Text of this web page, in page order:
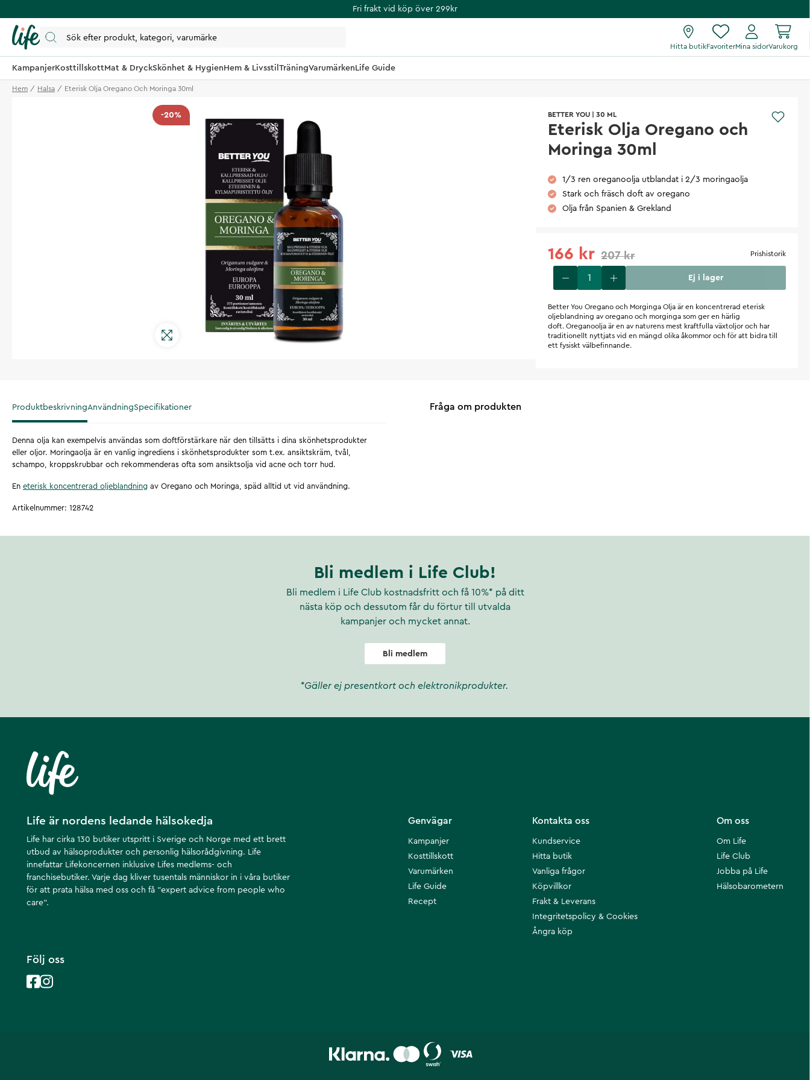
Fri frakt vid köp över 299kr
Hitta butikFavoriterMina sidorVarukorg
KampanjerKosttillskottMat & DryckSkönhet & HygienHem & Livsstil TräningVarumärkenLife Guide
Hem Halsa Eterisk Olja Oregano Och Moringa 30ml
-20% BETTER YOU 30 ML
Eterisk Olja Oregano och
Moringa 30ml
1/3 ren oreganoolja utblandat i 2/3 moringaolja
Stark och fräsch doft av oregano
Olja från Spanien & Grekland
166 kr 207 kr Prishistorik
Ej i lager
Better You Oregano och Morginga Olja är en koncentrerad eterisk
oljeblandning av oregano och morginga som ger en härlig
doft. Oreganoolja är en av naturens mest kraftfulla växtoljor och har
traditionellt nyttjats vid en mängd olika åkommor och för att bidra till
ett fysiskt välbefinnande.
ProduktbeskrivningAnvändningSpecifikationer
Denna olja kan exempelvis användas som doftförstärkare när den tillsätts i dina skönhetsprodukter
eller oljor. Moringaolja är en vanlig ingrediens i skönhetsprodukter som t.ex. ansiktskräm, tvål,
schampo, kroppskrubbar och rekommenderas ofta som ansiktsolja vid acne och torr hud.
En eterisk koncentrerad oljeblandning av Oregano och Moringa, späd alltid ut vid användning.
Artikelnummer: 128742
Fråga om produkten
Bli medlem i Life Club!
Bli medlem i Life Club kostnadsfritt och få 10%* på ditt
nästa köp och dessutom får du förtur till utvalda
kampanjer och mycket annat.
Bli medlem
*Gäller ej presentkort och elektronikprodukter.
Life är nordens ledande hälsokedja
Life har cirka 130 butiker utspritt i Sverige och Norge med ett brett
utbud av hälsoprodukter och personlig hälsorådgivning. Life
innefattar Lifekoncernen inklusive Lifes medlems- och
franchisebutiker. Varje dag kliver tusentals människor in i våra butiker
för att prata hälsa med oss och få ”expert advice from people who
care”.
Om oss
Om Life
Life Club
Jobba på Life
Hälsobarometern
Kontakta oss
Kundservice
Hitta butik
Vanliga frågor
Köpvillkor
Frakt & Leverans
Integritetspolicy & Cookies
Ångra köp
Genvägar
Kampanjer
Kosttillskott
Varumärken
Life Guide
Recept
Följ oss